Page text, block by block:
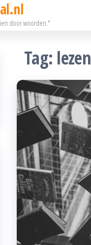
door woorden."
Tag: lezen